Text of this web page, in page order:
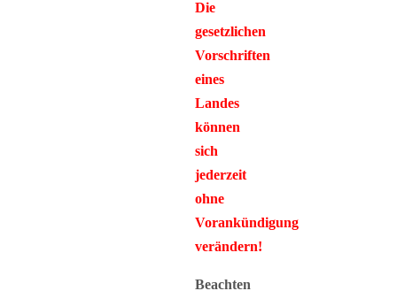
Die
gesetzlichen
Vorschriften
eines
Landes
können
sich
jederzeit
ohne
Vorankündigung
verändern!
Beachten